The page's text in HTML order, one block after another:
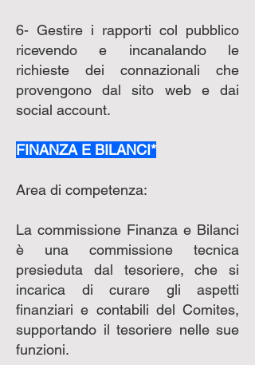
6- Gestire i rapporti col pubblico
ricevendo e incanalando le
richieste dei connazionali che
provengono dal sito web e dai
social account.
FINANZA E BILANCI*
Area di competenza:
La commissione Finanza e Bilanci
è una commissione tecnica
presieduta dal tesoriere, che si
incarica di curare gli aspetti
finanziari e contabili del Comites,
supportando il tesoriere nelle sue
funzioni.